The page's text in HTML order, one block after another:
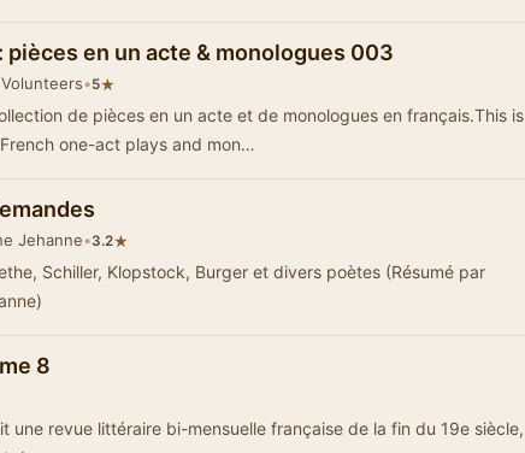
pièces en un acte & monologues 003
•5★
de pièces en un acte et de monologues en français.This is
one-act plays and mon…
Jehanne•3.2★
Schiller, Klopstock, Burger et divers poètes (Résumé par
8
une revue littéraire bi-mensuelle française de la fin du 19e siècle,